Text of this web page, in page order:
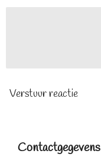
Verstuur reactie
Contactgegevens